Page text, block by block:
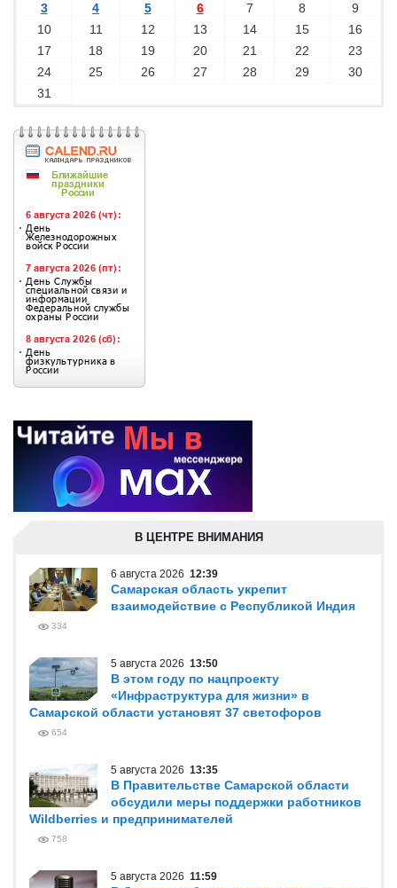
3 4 5 6 7 8
9
10
11 12 13 14 15
16
17
18 19 20 21 22
23
24
25 26 27 28 29
30
31
В ЦЕНТРЕ ВНИМАНИЯ
6 августа 2026 12:39
Самарская область укрепит
взаимодействие с Республикой Индия
334
5 августа 2026 13:50
В этом году по нацпроекту
«Инфраструктура для жизни» в
Самарской области установят 37 светофоров
654
5 августа 2026 13:35
В Правительстве Самарской области
обсудили меры поддержки работников
Wildberries и предпринимателей
758
5 августа 2026 11:59